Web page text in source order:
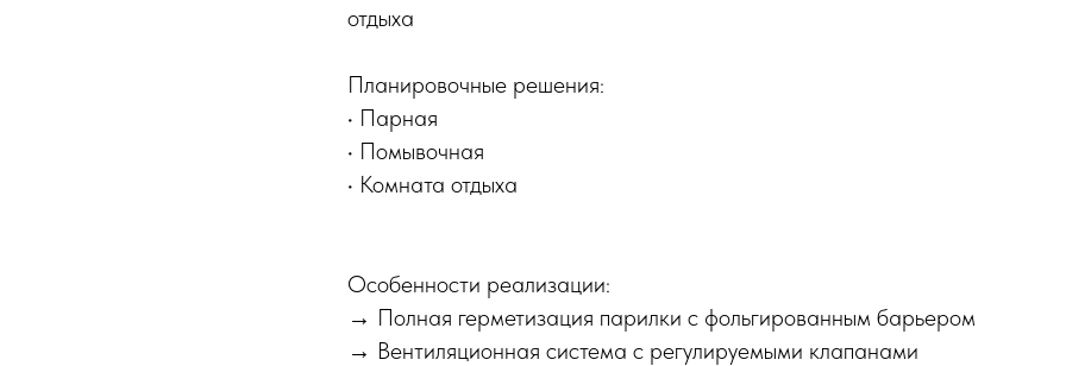
отдыха
Планировочные решения:
• Парная
• Помывочная
• Комната отдыха
Особенности реализации:
→ Полная герметизация парилки с фольгированным барьером
→ Вентиляционная система с регулируемыми клапанами